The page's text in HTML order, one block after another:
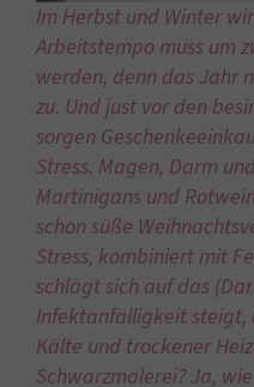
Im Herbst und Winter
Arbeitstempo muss um
werden, denn das Jahr
zu. Und just vor den
sorgen
Stress. Magen, Darm
Martinigans und
schon süße
Stress, kombiniert mit
schlägt sich auf das
Infektanfälligkeit steigt,
Kälte und trockener
Schwarzmalerei? Ja,